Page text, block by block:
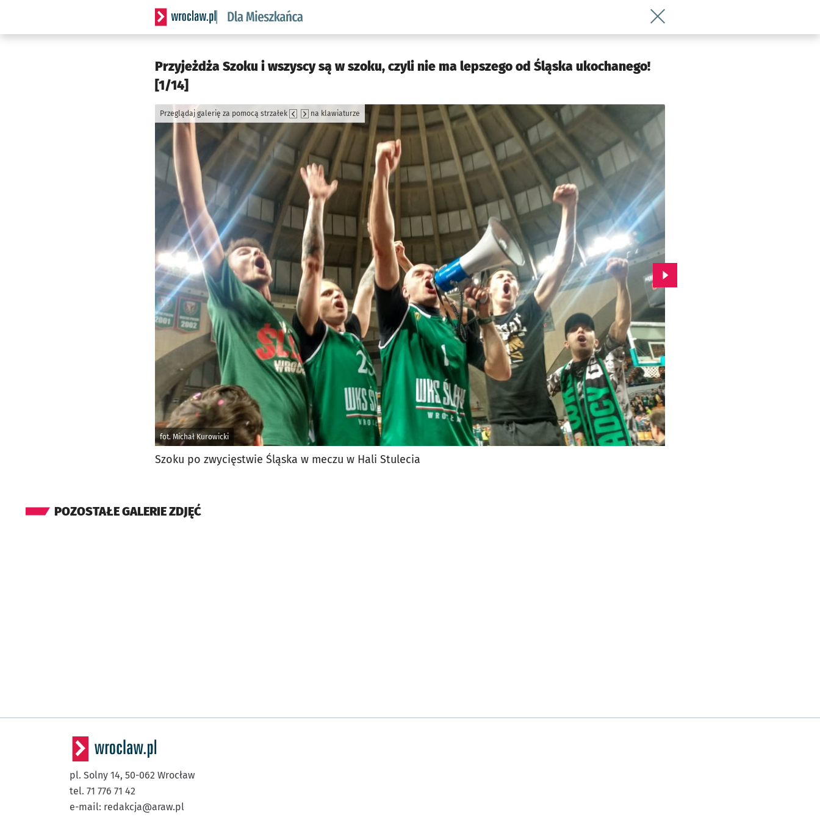
Serwis informacyjny wroclaw.pl podserwis: Dla mieszkańca
Wróć do artykułu Przyjeżdża Szoku i
Przyjeżdża Szoku i wszyscy są w szoku, czyli nie ma lepszego od Śląska ukochanego!
[1/14]
fot. Michał Kurowicki
Przeglądaj galerię za pomocą strzałek na klawiaturze
Przejdź do kolejnego zdjęcia.
Szoku po zwycięstwie Śląska w meczu w Hali Stulecia
POZOSTAŁE GALERIE ZDJĘĆ
pl. Solny 14, 50-062 Wrocław
tel. 71 776 71 42
e-mail: redakcja@araw.pl